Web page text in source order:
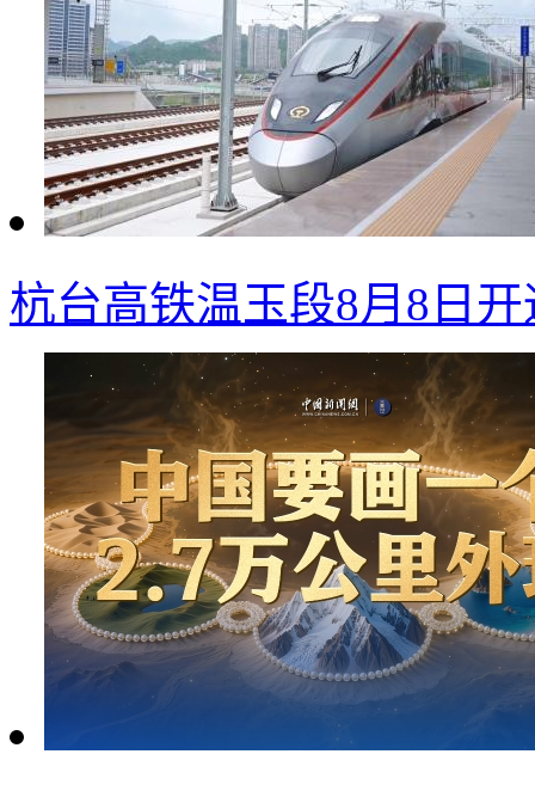
杭台高铁温玉段8月8日